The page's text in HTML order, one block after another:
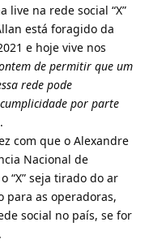
na rede social “X”
está foragido da
e hoje vive nos
de permitir que um
rede pode
por parte
com que o Alexandre
Nacional de
“X” seja tirado do ar
para as operadoras,
social no país, se for